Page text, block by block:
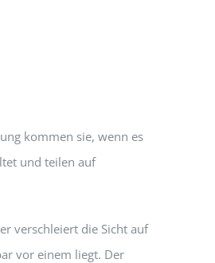
kommen sie, wenn es
und teilen auf
verschleiert die Sicht auf
vor einem liegt. Der